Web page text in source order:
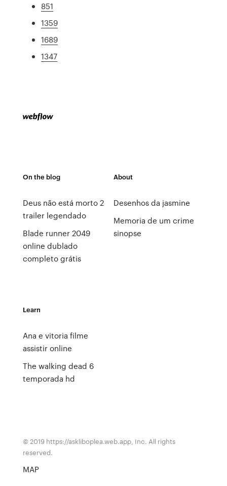
851
1359
1689
1347
On the blog
Deus não está morto 2
trailer legendado
Blade runner 2049
online dublado
completo grátis
About
Desenhos da jasmine
Memoria de um crime
sinopse
Learn
Ana e vitoria filme
assistir online
The walking dead 6
temporada hd
© 2019 https://askliboplea.web.app, Inc. All rights
reserved.
MAP